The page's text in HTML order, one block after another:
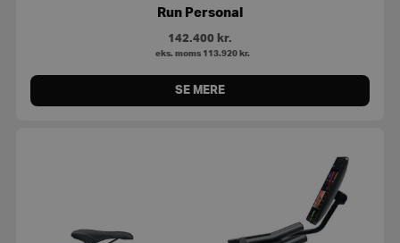
Run Personal
142.400 kr.
eks. moms 113.920 kr.
SE MERE